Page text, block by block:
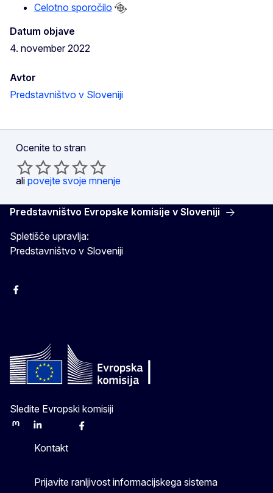
Celotno sporočilo
Datum objave
4. november 2022
Avtor
Predstavništvo v Sloveniji
Ocenite to stran
ali povejte svoje mnenje
Predstavništvo Evropske komisije v Sloveniji
Spletišče upravlja:
Predstavništvo v Sloveniji
Facebook
Sledite Evropski komisiji
MastodonLinkedInBlueskyFacebook
Kontakt
Prijavite ranljivost informacijskega sistema